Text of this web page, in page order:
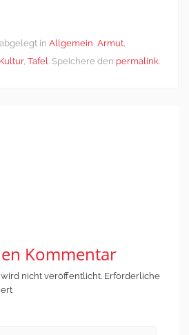
in Allgemein, Armut,
Kultur, Tafel. Speichere den permalink.
Kommentar
nicht veröffentlicht. Erforderliche